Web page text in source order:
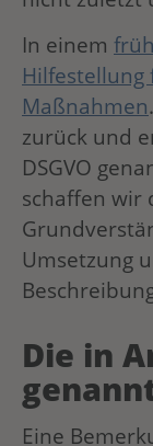
In einem
Hilfestellung
Maßnahmen
zurück und
DSGVO
schaffen wir
Umsetzung
Die in
Eine